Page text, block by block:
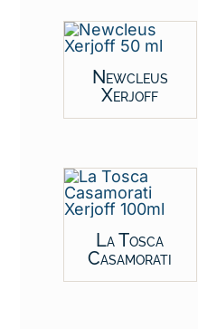
Newcleus
Xerjoff
La Tosca
Casamorati